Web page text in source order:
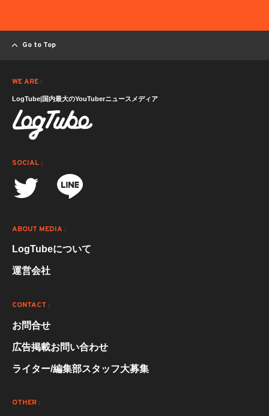
Go to Top
WE ARE :
LogTube|国内最大のYouTuberニュースメディア
SOCIAL :
ABOUT MEDIA :
LogTubeについて
運営会社
CONTACT :
お問合せ
広告掲載お問い合わせ
ライター/編集部スタッフ大募集
OTHER :